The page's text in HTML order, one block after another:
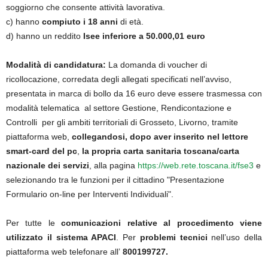
soggiorno che consente attività lavorativa.
c) hanno compiuto i 18 anni di età.
d) hanno un reddito Isee inferiore a 50.000,01 euro
Modalità di candidatura: La domanda di voucher di
ricollocazione, corredata degli allegati specificati nell’avviso,
presentata in marca di bollo da 16 euro deve essere trasmessa con
modalità telematica al settore Gestione, Rendicontazione e
Controlli per gli ambiti territoriali di Grosseto, Livorno, tramite
piattaforma web, collegandosi, dopo aver inserito nel lettore
smart-card del pc la propria carta sanitaria toscana/carta
nazionale dei servizi , alla pagina https://web.rete.toscana.it/fse3 e
selezionando tra le funzioni per il cittadino "Presentazione
Formulario on-line per Interventi Individuali".
Per tutte lecomunicazioni relative al procedimento viene
utilizzato il sistema APACI . Per problemi tecnici nell’uso della
piattaforma web telefonare all’ 800199727.